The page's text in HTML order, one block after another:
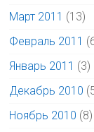
Март 2011 (13)
Февраль 2011
Январь 2011 (3)
Декабрь 2010
Ноябрь 2010 (8)